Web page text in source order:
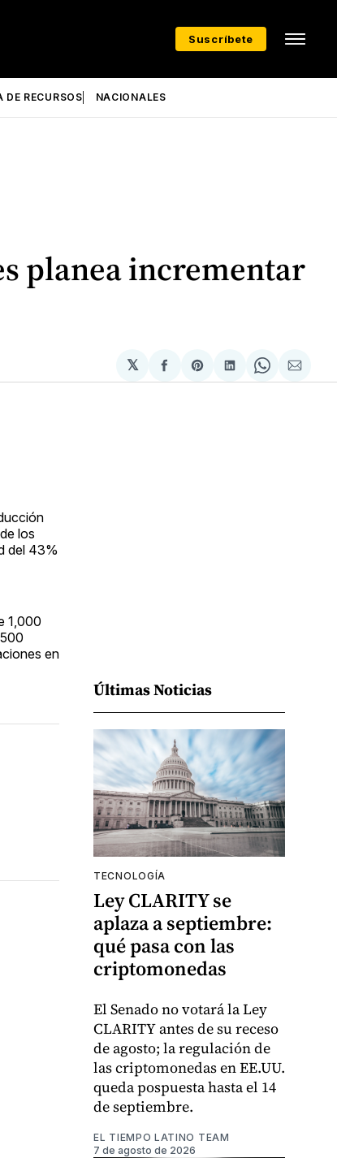
Suscríbete
DE RECURSOS NACIONALES
planea incrementar
𝕏
Compartir
en
Share
on
Compartir
en
Share
on
via
los
del 43%
1,000
en
Últimas Noticias
TECNOLOGÍA
Ley CLARITY se
aplaza a septiembre:
qué pasa con las
criptomonedas
El Senado no votará la Ley
CLARITY antes de su receso
de agosto; la regulación de
las criptomonedas en EE.UU.
queda pospuesta hasta el 14
de septiembre.
EL TIEMPO LATINO TEAM
7 de agosto de 2026